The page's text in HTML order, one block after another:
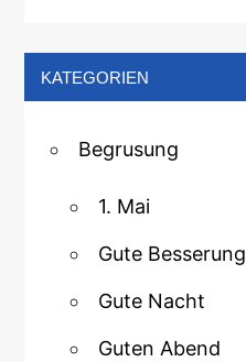
KATEGORIEN
Begrusung
1. Mai
Gute Besserung
Gute Nacht
Guten Abend